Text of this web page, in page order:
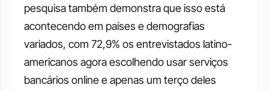
pesquisa também demonstra que isso está
acontecendo em países e demografias
variados, com 72,9% os entrevistados latino-
americanos agora escolhendo usar serviços
bancários online e apenas um terço deles